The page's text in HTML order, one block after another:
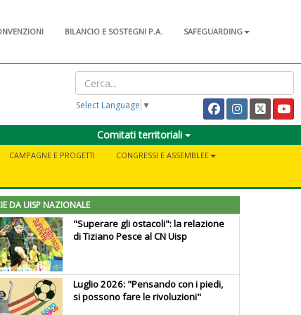
BILANCIO E SOSTEGNI P.A.
SAFEGUARDING
Select Language ▼
Comitati territoriali
CAMPAGNE E PROGETTI
CONGRESSI E ASSEMBLEE
DA UISP NAZIONALE
"Superare gli ostacoli": la relazione
di Tiziano Pesce al CN Uisp
Luglio 2026: "Pensando con i piedi,
si possono fare le rivoluzioni"